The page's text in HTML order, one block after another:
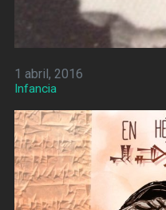
1 abril, 2016
Infancia